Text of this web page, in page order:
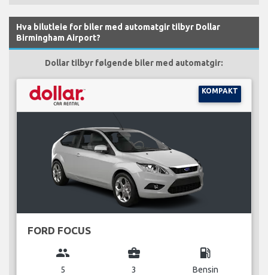
Hva bilutleie for biler med automatgir tilbyr Dollar
Birmingham Airport?
Dollar tilbyr følgende biler med automatgir:
KOMPAKT
FORD FOCUS
group
5
business_center
3
local_gas_station
Bensin